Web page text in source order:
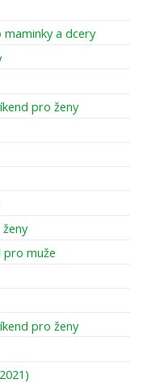
maminky a dcery
pro ženy
pro muže
pro ženy